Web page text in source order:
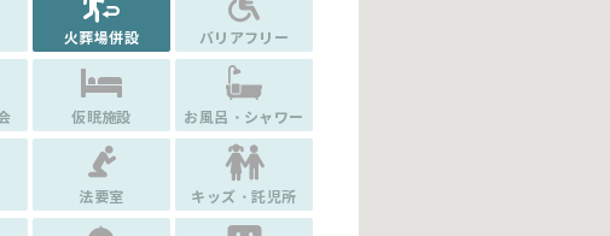
火葬場併設 バリアフリー
仮眠施設 お風呂・シャワー
法要室 キッズ・託児所